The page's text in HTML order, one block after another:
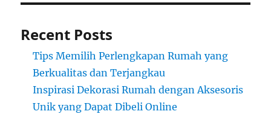
Recent Posts
Tips Memilih Perlengkapan Rumah yang
Berkualitas dan Terjangkau
Inspirasi Dekorasi Rumah dengan Aksesoris
Unik yang Dapat Dibeli Online